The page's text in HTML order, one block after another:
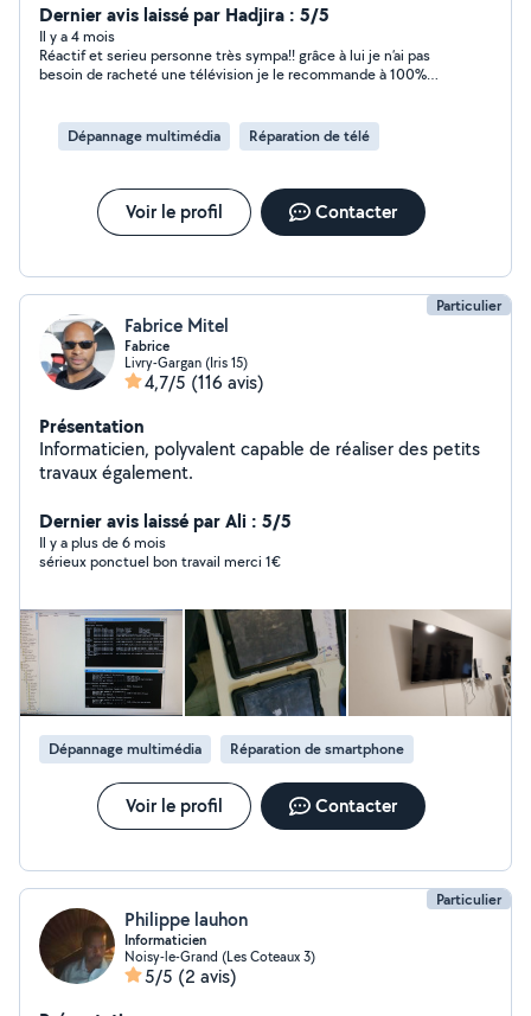
Dernier avis laissé par Hadjira : 5/5
Il y a 4 mois
Réactif et serieu personne très sympa!! grâce à lui je n’ai pas
besoin de racheté une télévision je le recommande à 100%
Dépannage multimédia Réparation de télé
Voir le profil Contacter
Particulier
Fabrice Mitel
Fabrice
Livry-Gargan (Iris 15)
4,7/5 (116 avis)
Présentation
Informaticien, polyvalent capable de réaliser des petits
travaux également.
Dernier avis laissé par Ali : 5/5
Il y a plus de 6 mois
sérieux ponctuel bon travail merci 1€
Dépannage multimédia Réparation de smartphone
Voir le profil Contacter
Particulier
Philippe lauhon
Informaticien
Noisy-le-Grand (Les Coteaux 3)
5/5 (2 avis)